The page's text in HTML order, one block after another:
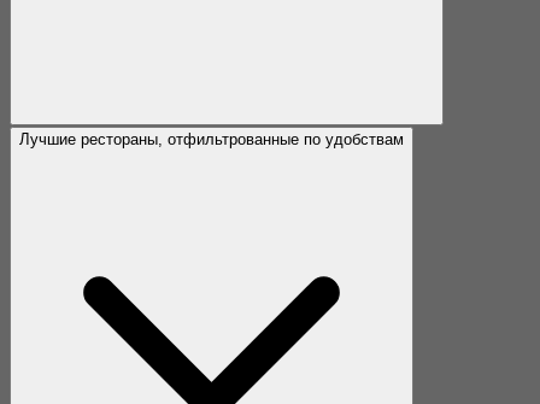
Лучшие рестораны, отфильтрованные по удобствам